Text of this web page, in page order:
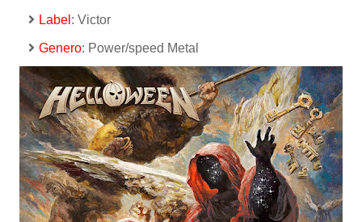
Label : Victor
Genero: Power/speed Metal